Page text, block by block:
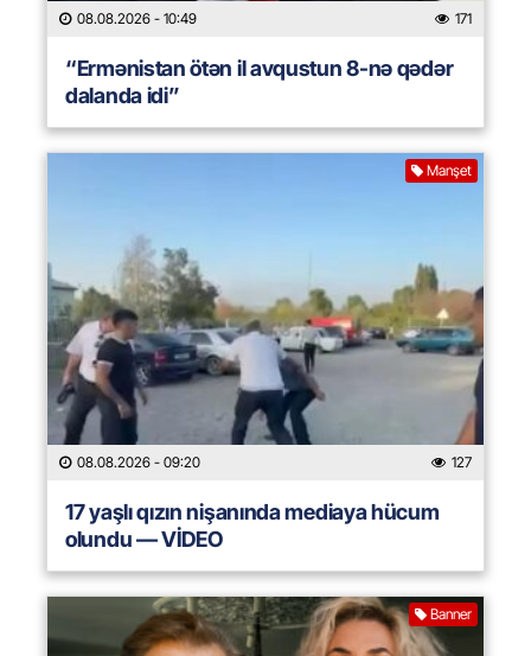
08.08.2026 - 10:49 171
“Ermənistan ötən il avqustun 8-nə qədər
dalanda idi”
Manşet
08.08.2026 - 09:20 127
17 yaşlı qızın nişanında mediaya hücum
olundu — VİDEO
Banner